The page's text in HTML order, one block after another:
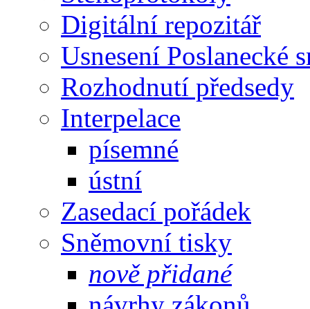
Digitální repozitář
Usnesení Poslanecké
Rozhodnutí předsedy
Interpelace
písemné
ústní
Zasedací pořádek
Sněmovní tisky
nově přidané